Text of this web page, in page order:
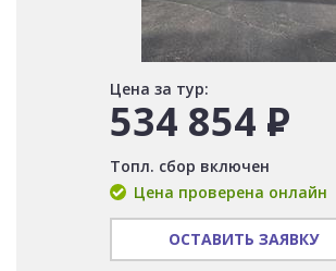
Цена за тур:
534 854 Р
Топл. сбор включен
Цена проверена онлайн
ОСТАВИТЬ ЗАЯВКУ